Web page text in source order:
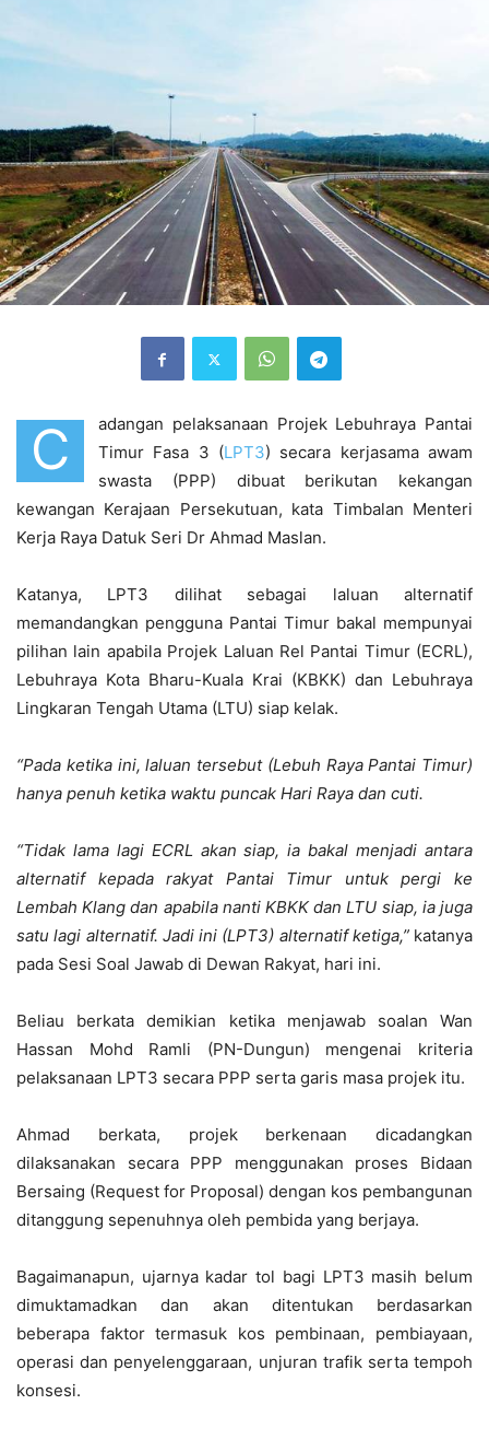
C
adangan pelaksanaan Projek Lebuhraya Pantai
Timur Fasa 3 (LPT3) secara kerjasama awam
swasta (PPP) dibuat berikutan kekangan
kewangan Kerajaan Persekutuan, kata Timbalan Menteri
Kerja Raya Datuk Seri Dr Ahmad Maslan.
Katanya, LPT3 dilihat sebagai laluan alternatif
memandangkan pengguna Pantai Timur bakal mempunyai
pilihan lain apabila Projek Laluan Rel Pantai Timur (ECRL),
Lebuhraya Kota Bharu-Kuala Krai (KBKK) dan Lebuhraya
Lingkaran Tengah Utama (LTU) siap kelak.
“Pada ketika ini, laluan tersebut (Lebuh Raya Pantai Timur)
hanya penuh ketika waktu puncak Hari Raya dan cuti.
“Tidak lama lagi ECRL akan siap, ia bakal menjadi antara
alternatif kepada rakyat Pantai Timur untuk pergi ke
Lembah Klang dan apabila nanti KBKK dan LTU siap, ia juga
satu lagi alternatif. Jadi ini (LPT3) alternatif ketiga,”katanya
pada Sesi Soal Jawab di Dewan Rakyat, hari ini.
Beliau berkata demikian ketika menjawab soalan Wan
Hassan Mohd Ramli (PN-Dungun) mengenai kriteria
pelaksanaan LPT3 secara PPP serta garis masa projek itu.
Ahmad berkata, projek berkenaan dicadangkan
dilaksanakan secara PPP menggunakan proses Bidaan
Bersaing (Request for Proposal) dengan kos pembangunan
ditanggung sepenuhnya oleh pembida yang berjaya.
Bagaimanapun, ujarnya kadar tol bagi LPT3 masih belum
dimuktamadkan dan akan ditentukan berdasarkan
beberapa faktor termasuk kos pembinaan, pembiayaan,
operasi dan penyelenggaraan, unjuran trafik serta tempoh
konsesi.